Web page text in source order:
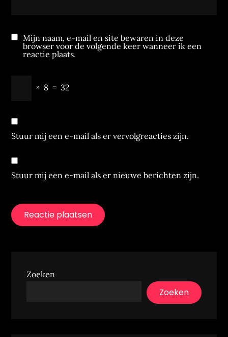
Mijn naam, e-mail en site bewaren in deze
browser voor de volgende keer wanneer ik een
reactie plaats.
× 8 = 32
Stuur mij een e-mail als er vervolgreacties zijn.
Stuur mij een e-mail als er nieuwe berichten zijn.
Zoeken
Zoeken